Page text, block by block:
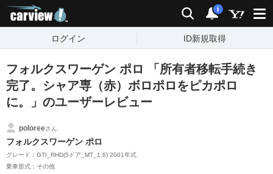
検索 通知
i
ログイン ID新規取得
フォルクスワーゲン ポロ 「所有者移転手続き
完了。シャア専（赤）ボロポロをピカポロ
に。」のユーザーレビュー
poloreeさん
フォルクスワーゲン ポロ
グレード：GTI_RHD(5ドア_MT_1.6) 2001年式
乗車形式：その他